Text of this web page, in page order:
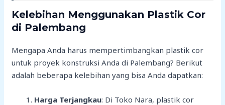
Kelebihan Menggunakan Plastik Cor
di Palembang
Mengapa Anda harus mempertimbangkan plastik cor
untuk proyek konstruksi Anda di Palembang? Berikut
adalah beberapa kelebihan yang bisa Anda dapatkan:
Harga Terjangkau: Di Toko Nara, plastik cor